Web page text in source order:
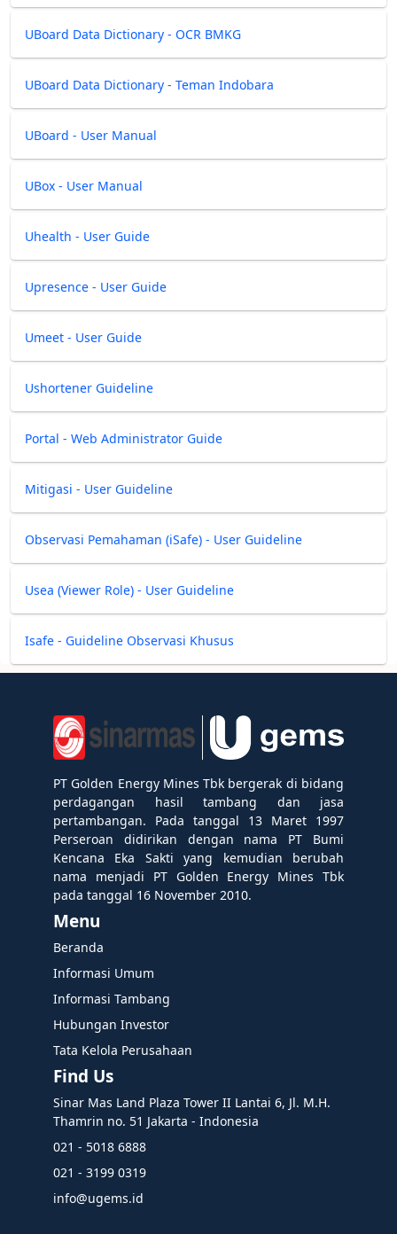
UBoard Data Dictionary - OCR BMKG
UBoard Data Dictionary - Teman Indobara
UBoard - User Manual
UBox - User Manual
Uhealth - User Guide
Upresence - User Guide
Umeet - User Guide
Ushortener Guideline
Portal - Web Administrator Guide
Mitigasi - User Guideline
Observasi Pemahaman (iSafe) - User Guideline
Usea (Viewer Role) - User Guideline
Isafe - Guideline Observasi Khusus
PT Golden Energy Mines Tbk bergerak di bidang
perdagangan hasil tambang dan jasa
pertambangan. Pada tanggal 13 Maret 1997
Perseroan didirikan dengan nama PT Bumi
Kencana Eka Sakti yang kemudian berubah
nama menjadi PT Golden Energy Mines Tbk
pada tanggal 16 November 2010.
Menu
Beranda
Informasi Umum
Informasi Tambang
Hubungan Investor
Tata Kelola Perusahaan
Find Us
Sinar Mas Land Plaza Tower II Lantai 6, Jl. M.H.
Thamrin no. 51 Jakarta - Indonesia
021 - 5018 6888
021 - 3199 0319
info@ugems.id